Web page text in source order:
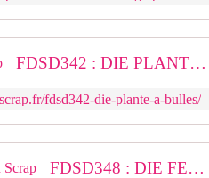
FDSD342 : DIE PLANTE A BULLES Fée du Scrap
fdsd342-die-plante-a-bulles/
FDSD348 : DIE FEUILLAGE EN FLEURS Fée du Scrap